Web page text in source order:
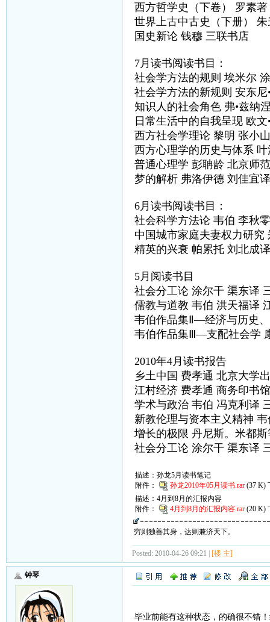
西方哲学史（下卷） 罗素
世界上古中古史（下册）
国史新论 钱穆 三联书店
7月读书阅读书目：
社会学方法的规则 埃米尔
社会学方法的新规则 安东
知识人的社会角色 弗•兹纳
日常生活中的自我呈现 欧
西方社会学理论 黎明 张小
西方心理学的历史与体系
普通心理学 彭聃龄 北京师
梦的解析 弗洛伊德 刘佳宜
6月读书阅读书目：
社会科学方法论 韦伯 李秋
中国城市家庭夫妻权力研究
精英的兴衰 帕累托 刘北成
5月阅读书目
社会分工论 涂尔干 渠东译
儒教与道教 韦伯 洪天福译
韦伯作品集Ⅱ—经济与历史
韦伯作品集Ⅲ—支配社会学
2010年4月读书报告
乡土中国 费孝通 北京大学
江村经济 费孝通 商务印书馆
学术与政治 韦伯 冯克利译
新教伦理与资本主义精神
增长的极限 丹尼斯。米都
社会分工论 涂尔干 渠东译
描述：孙龙5月读书笔记
附件：
孙龙2010年05月读书.rar(37 K)
描述：4月到8月的汇报内容
附件：
4月到8月的汇报内容.rar(20 K)
穷则独善其身，达则兼济天下。
Posted: 2010-04-26 09:21 | [楼 主]
钟琴
毕业前能有这种状态，的确很不错